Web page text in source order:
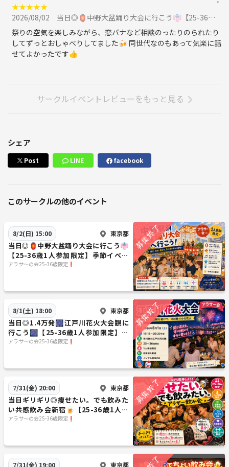
★★★★★
2026/08/02
当日◎🏮中野大盆踊り大会に行こう👘【25-36歳1人参加限定】季節イベント.あらさんぽに参加
祭りの空気を楽しみながら、恋バナなど相談のったりのられたり
してずっとおしゃべりしてました🍻 同世代なのもあって気楽に話
せてよかったです👍
サークルイベントレビューをもっと見る
シェア
Post LINE facebook
このサークルの他のイベント
8/2(日) 15:00 東京都
当日◎🏮中野大盆踊り大会に行こう👘
【25-36歳1人参加限定】季節イベン
ト.あらさんぽ
アラサ〜の会25-36歳限定❗️
8/1(土) 18:00 東京都
当日◎1.4万発🎆江戸川花火大会観に
行こう🎆【25-36歳1人参加限定】途
中参加OK🙆‍♀️
アラサ〜の会25-36歳限定❗️
7/31(金) 20:00 東京都
当日ギリギリ◎痩せたい。でも飲みた
い共感飲み会新宿🍺【25-36歳1人参
加限定】途中参加退出OK🙆‍♀️早割🉐
アラサ〜の会25-36歳限定❗️
7/31(金) 19:00 東京都